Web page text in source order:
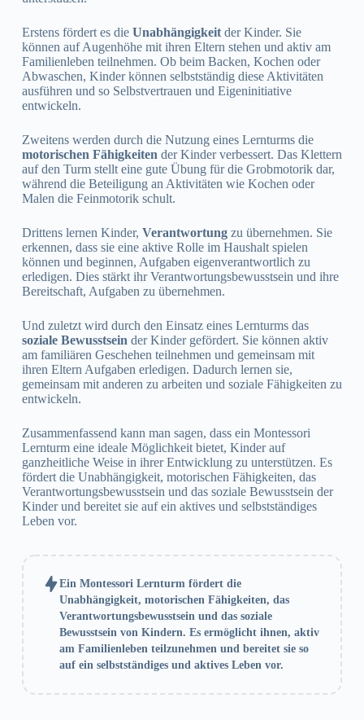
Erstens fördert es die Unabhängigkeitder Kinder. Sie
können auf Augenhöhe mit ihren Eltern stehen und aktiv am
Familienleben teilnehmen. Ob beim Backen, Kochen oder
Abwaschen, Kinder können selbstständig diese Aktivitäten
ausführen und so Selbstvertrauen und Eigeninitiative
entwickeln.
Zweitens werden durch die Nutzung eines Lernturms die
motorischen Fähigkeiten der Kinder verbessert. Das Klettern
auf den Turm stellt eine gute Übung für die Grobmotorik dar,
während die Beteiligung an Aktivitäten wie Kochen oder
Malen die Feinmotorik schult.
Drittens lernen Kinder, Verantwortungzu übernehmen. Sie
erkennen, dass sie eine aktive Rolle im Haushalt spielen
können und beginnen, Aufgaben eigenverantwortlich zu
erledigen. Dies stärkt ihr Verantwortungsbewusstsein und ihre
Bereitschaft, Aufgaben zu übernehmen.
Und zuletzt wird durch den Einsatz eines Lernturms das
soziale Bewusstsein der Kinder gefördert. Sie können aktiv
am familiären Geschehen teilnehmen und gemeinsam mit
ihren Eltern Aufgaben erledigen. Dadurch lernen sie,
gemeinsam mit anderen zu arbeiten und soziale Fähigkeiten zu
entwickeln.
Zusammenfassend kann man sagen, dass ein Montessori
Lernturm eine ideale Möglichkeit bietet, Kinder auf
ganzheitliche Weise in ihrer Entwicklung zu unterstützen. Es
fördert die Unabhängigkeit, motorischen Fähigkeiten, das
Verantwortungsbewusstsein und das soziale Bewusstsein der
Kinder und bereitet sie auf ein aktives und selbstständiges
Leben vor.
Ein Montessori Lernturm fördert die
Unabhängigkeit, motorischen Fähigkeiten, das
Verantwortungsbewusstsein und das soziale
Bewusstsein von Kindern. Es ermöglicht ihnen, aktiv
am Familienleben teilzunehmen und bereitet sie so
auf ein selbstständiges und aktives Leben vor.